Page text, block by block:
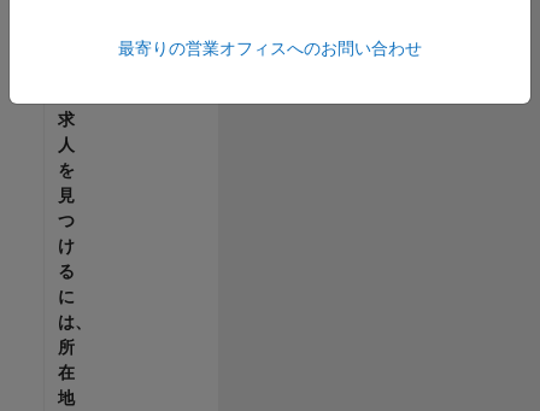
求
人
を
見
つ
け
る
に
は、
所
在
地
最寄りの営業オフィスへのお問い合わせ